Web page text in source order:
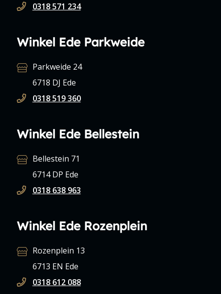
0318 571 234
Winkel Ede Parkweide
Parkweide 24
6718 DJ Ede
0318 519 360
Winkel Ede Bellestein
Bellestein 71
6714 DP Ede
0318 638 963
Winkel Ede Rozenplein
Rozenplein 13
6713 EN Ede
0318 612 088